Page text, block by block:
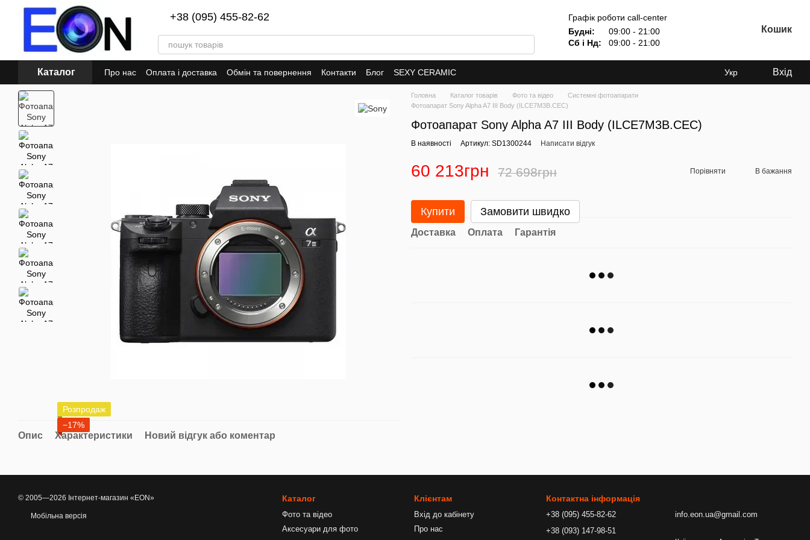
Перейти до основного контенту
+38 (095) 455-82-62
Графік роботи call-center
Будні:
09:00 - 21:00
Сб і Нд:
09:00 - 21:00
Кошик
Каталог Про нас Оплата і доставка Обмін та повернення Контакти Блог SEXY CERAMIC Укр Вхід
Розпродаж
−17%
Опис Характеристики Новий відгук або коментар
Головна Каталог товарів Фото та відео
Системні фотоапарати
Фотоапарат Sony Alpha A7 III Body (ILCE7M3B.CEC)
Фотоапарат Sony Alpha A7 III Body (ILCE7M3B.CEC)
В наявності Артикул: SD1300244 Написати відгук
60 213грн 72 698грн Порівняти В бажання
Купити Замовити швидко
Доставка Оплата Гарантія
© 2005—2026 Інтернет-магазин «EON»
Мобільна версія
Каталог
Фото та відео
Аксесуари для фото
Клієнтам
Вхід до кабінету
Про нас
Контактна інформація
+38 (095) 455-82-62
+38 (093) 147-98-51
info.eon.ua@gmail.com